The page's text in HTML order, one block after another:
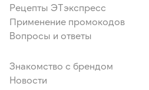
Рецепты ЭТэкспресс
Применение промокодов
Вопросы и ответы
Знакомство с брендом
Новости